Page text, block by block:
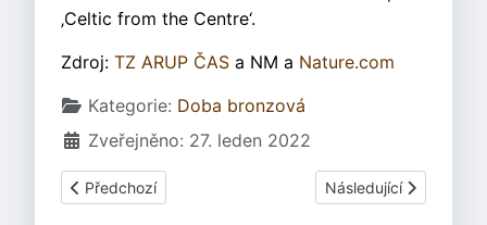
‚Celtic from the Centre‘.
Zdroj: TZ ARUP ČAS a NM a Nature.com
Základní údaje
Kategorie: Doba bronzová
Zveřejněno: 27. leden 2022
Předchozí článek: Slezskoplatěnická kultura v době
Předchozí Další článek: Kladina
Následující